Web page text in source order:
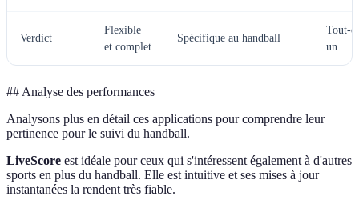
Verdict
Flexible
et complet
Spécifique au handball
Tout-
un
## Analyse des performances
Analysons plus en détail ces applications pour comprendre leur
pertinence pour le suivi du handball.
LiveScore est idéale pour ceux qui s'intéressent également à d'autres
sports en plus du handball. Elle est intuitive et ses mises à jour
instantanées la rendent très fiable.